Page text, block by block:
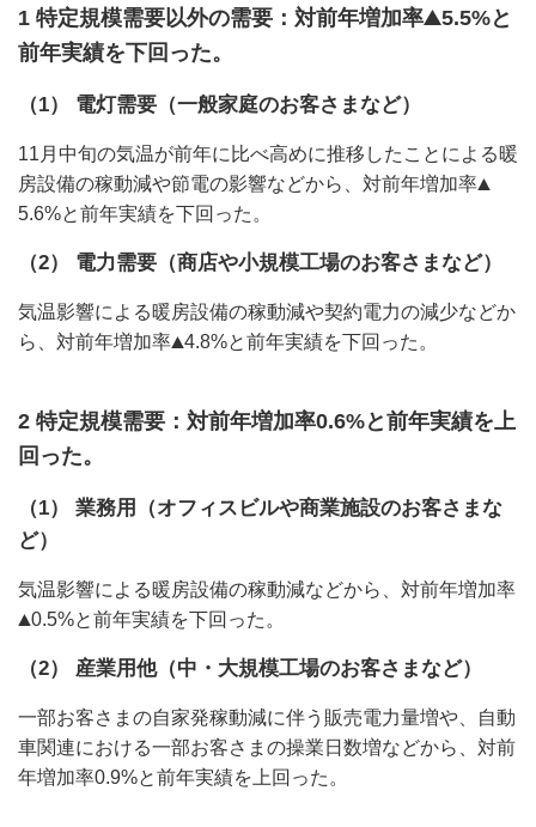
1 特定規模需要以外の需要：対前年増加率
5.5%と
前年実績を下回った。
（1） 電灯需要（一般家庭のお客さまなど）
11月中旬の気温が前年に比べ高めに推移したことによる暖
房設備の稼動減や節電の影響などから、対前年増加率
5.6%と前年実績を下回った。
（2） 電力需要（商店や小規模工場のお客さまなど）
気温影響による暖房設備の稼動減や契約電力の減少などか
ら、対前年増加率
4.8%と前年実績を下回った。
2 特定規模需要：対前年増加率0.6%と前年実績を上
回った。
（1） 業務用（オフィスビルや商業施設のお客さまな
ど）
気温影響による暖房設備の稼動減などから、対前年増加率
0.5%と前年実績を下回った。
（2） 産業用他（中・大規模工場のお客さまなど）
一部お客さまの自家発稼動減に伴う販売電力量増や、自動
車関連における一部お客さまの操業日数増などから、対前
年増加率0.9%と前年実績を上回った。